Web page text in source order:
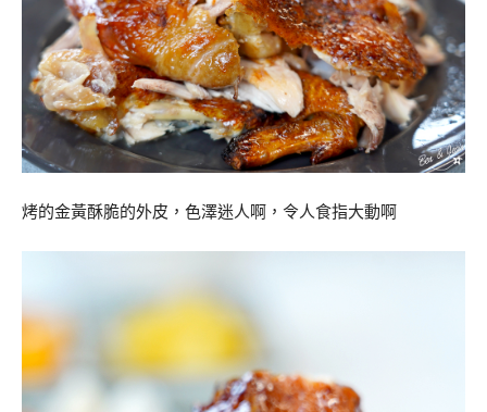
烤的金黃酥脆的外皮，色澤迷人啊，令人食指大動啊